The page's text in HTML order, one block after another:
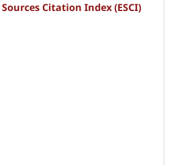
Citation Index (ESCI)